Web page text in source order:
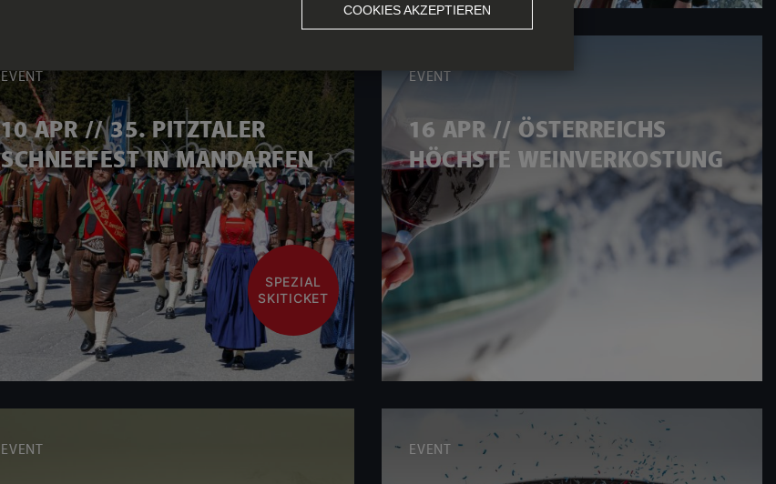
EVENT
10 APR // 35. PITZTALER
SCHNEEFEST IN MANDARFEN
SPEZIAL
SKITICKET
EVENT
16 APR // ÖSTERREICHS
HÖCHSTE WEINVERKOSTUNG
EVENT EVENT
COOKIES AKZEPTIEREN